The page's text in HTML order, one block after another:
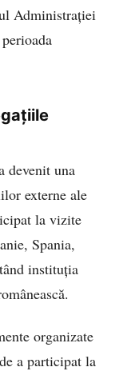
Administrației
devenit una
externe ale
la vizite
Spania,
instituția
organizate
a participat la